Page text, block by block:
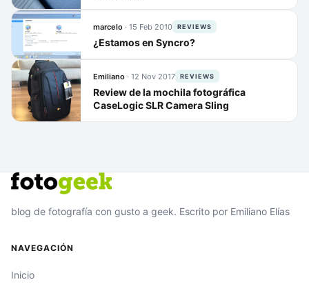
marcelo · 15 Feb 2010 REVIEWS
¿Estamos en Syncro?
Emiliano · 12 Nov 2017 REVIEWS
Review de la mochila fotográfica
CaseLogic SLR Camera Sling
blog de fotografía con gusto a geek. Escrito por Emiliano Elías
NAVEGACIÓN
Inicio